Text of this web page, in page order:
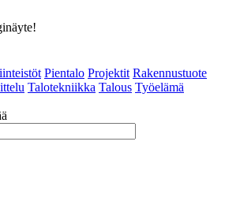
Pientalo Projektit Rakennustuote
Talotekniikka Talous Työelämä